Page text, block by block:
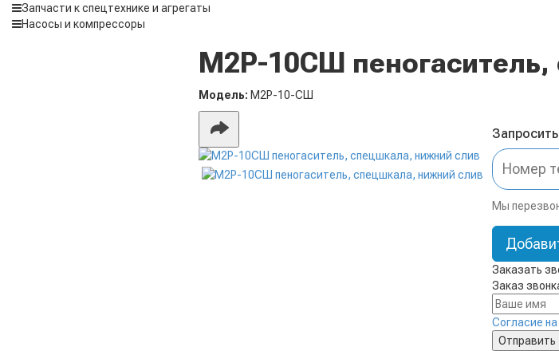
Запчасти к спецтехнике и агрегаты
Насосы и компрессоры
М2Р-10СШ
Модель: М2Р-10-СШ
Мы
Заказать
Заказ
Согласие